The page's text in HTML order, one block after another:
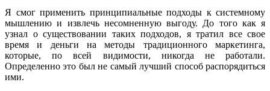
Я смог применить принципиальные подходы к системному
мышлению и извлечь несомненную выгоду. До того как я
узнал о существовании таких подходов, я тратил все свое
время и деньги на методы традиционного маркетинга,
которые, по всей видимости, никогда не работали.
Определенно это был не самый лучший способ распорядиться
ими.